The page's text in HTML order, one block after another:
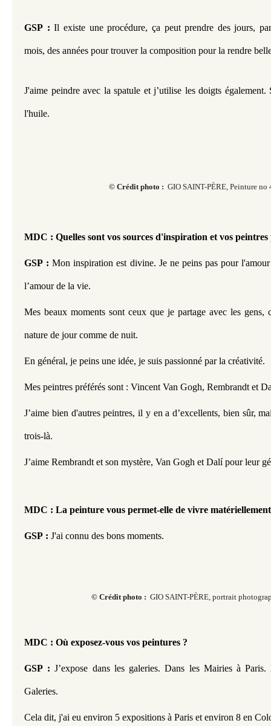
GSP : Il existe une procédure, ça peut prendre des jours,
mois, des années pour trouver la composition pour la rendre
J'aime peindre avec la spatule et j’utilise les doigts
l'huile.
© Crédit photo : GIO SAINT-PÈRE, Peinture no
MDC : Quelles sont vos sources d'inspiration et vos peintres
GSP : Mon inspiration est divine. Je ne peins pas pour
l’amour de la vie.
Mes beaux moments sont ceux que je partage avec les gens,
nature de jour comme de nuit.
En général, je peins une idée, je suis passionné par la créativité.
Mes peintres préférés sont : Vincent Van Gogh, Rembrandt et
J’aime bien d'autres peintres, il y en a d’excellents, bien sûr,
trois-là.
J’aime Rembrandt et son mystère, Van Gogh et Dalí pour leur
MDC : La peinture vous permet-elle de vivre
GSP : J'ai connu des bons moments.
© Crédit photo : GIO SAINT-PÈRE, portrait
MDC : Où exposez-vous vos peintures ?
GSP : J’expose dans les galeries. Dans les Mairies à
Galeries.
Cela dit, j'ai eu environ 5 expositions à Paris et environ 8 en